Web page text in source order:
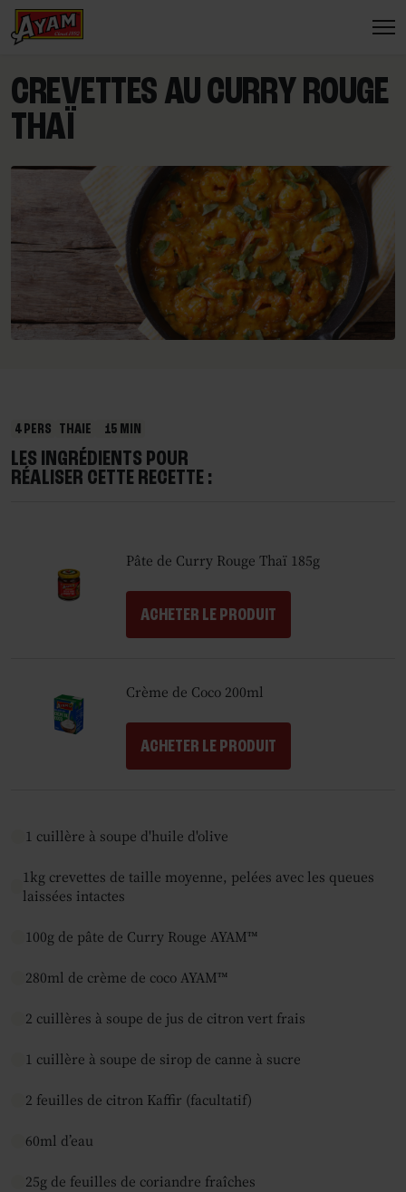
CREVETTES AU CURRY ROUGE
THAÏ
4 PERS THAIE 15 MIN
LES INGRÉDIENTS POUR
RÉALISER CETTE RECETTE :
Pâte de Curry Rouge Thaï 185g
ACHETER LE PRODUIT
Crème de Coco 200ml
ACHETER LE PRODUIT
1 cuillère à soupe d'huile d'olive
1kg crevettes de taille moyenne, pelées avec les queues
laissées intactes
100g de pâte de Curry Rouge AYAM™
280ml de crème de coco AYAM™
2 cuillères à soupe de jus de citron vert frais
1 cuillère à soupe de sirop de canne à sucre
2 feuilles de citron Kaffir (facultatif)
60ml d’eau
25g de feuilles de coriandre fraîches